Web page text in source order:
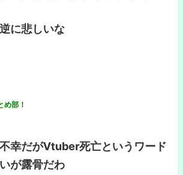
に悲しいな
部！
幸だがVtuber死亡というワード
が露骨だわ